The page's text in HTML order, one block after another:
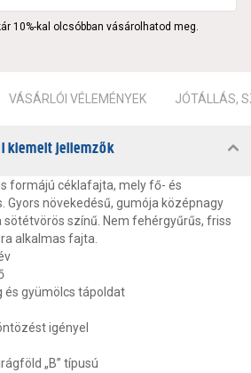
10%-kal olcsóbban vásárolhatod meg.
VÁSÁRLÓI VÉLEMÉNYEK JÓTÁLLÁS,
kiemelt jellemzők
formájú céklafajta, mely fő- és
Gyors növekedésű, gumója középnagy
sötétvörös színű. Nem fehérgyűrűs, friss
alkalmas fajta.
és gyümölcs tápoldat
igényel
„B” típusú